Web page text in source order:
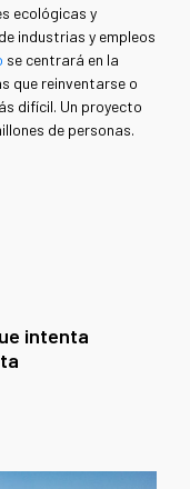
ecológicas y
industrias y empleos
se centrará en la
que reinventarse o
difícil. Un proyecto
de personas.
intenta